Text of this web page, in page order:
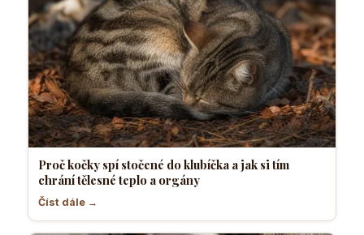
Proč kočky spí stočené do klubíčka a jak si tím
chrání tělesné teplo a orgány
Číst dále →